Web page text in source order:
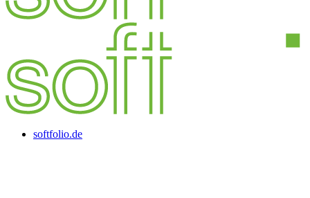
softfolio.de